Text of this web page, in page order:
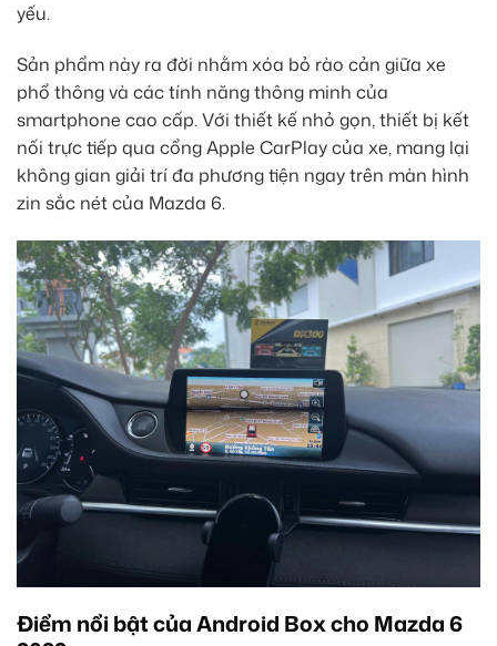
yếu.
Sản phẩm này ra đời nhằm xóa bỏ rào cản giữa xe
phổ thông và các tính năng thông minh của
smartphone cao cấp. Với thiết kế nhỏ gọn, thiết bị kết
nối trực tiếp qua cổng Apple CarPlay của xe, mang lại
không gian giải trí đa phương tiện ngay trên màn hình
zin sắc nét của Mazda 6.
Điểm nổi bật của Android Box cho Mazda 6